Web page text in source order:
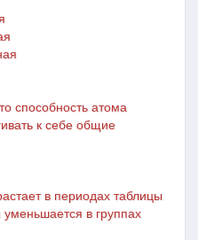
способность атома
к себе общие
в периодах таблицы
в группах